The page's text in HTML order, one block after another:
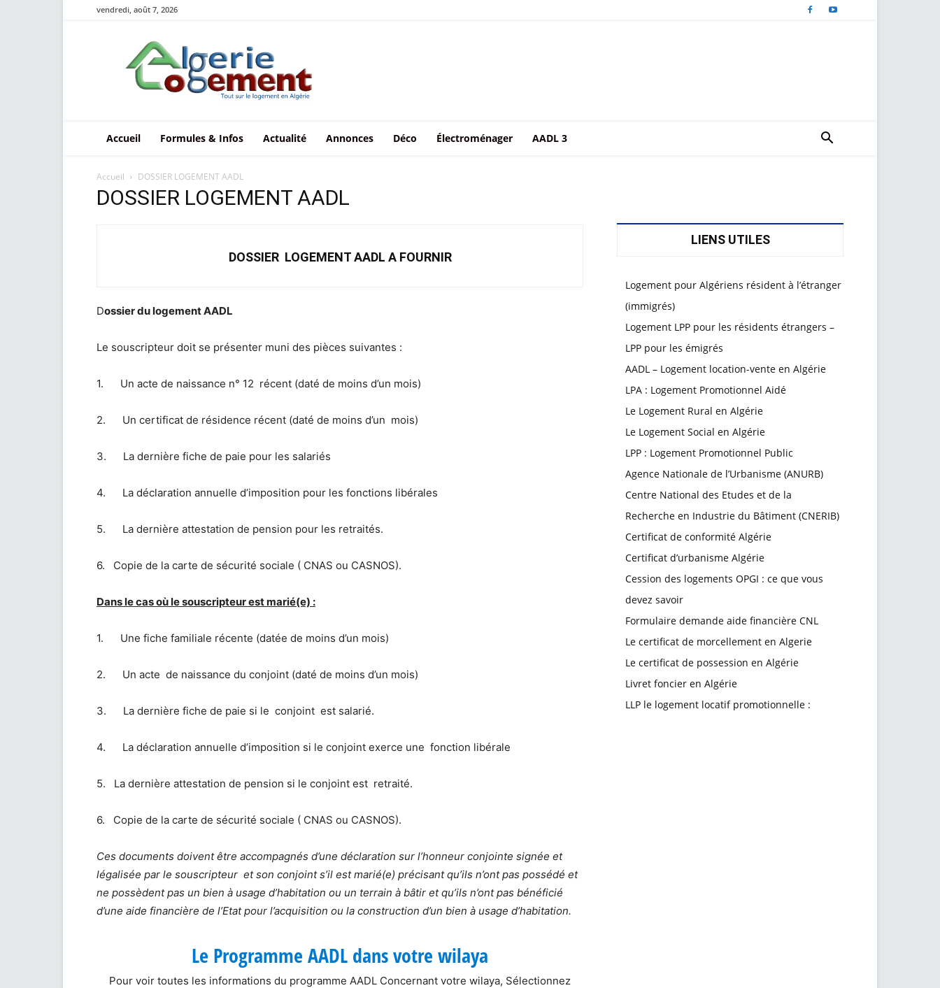
vendredi, août 7, 2026
Le
logement
en
Algérie
Accueil Formules & Infos Actualité Annonces Déco Électroménager AADL 3
Accueil DOSSIER LOGEMENT AADL
DOSSIER LOGEMENT AADL
DOSSIER LOGEMENT AADL A FOURNIR
Dossier du logement AADL
Le souscripteur doit se présenter muni des pièces suivantes :
1. Un acte de naissance n° 12 récent (daté de moins d’un mois)
2. Un certificat de résidence récent (daté de moins d’un mois)
3. La dernière fiche de paie pour les salariés
4. La déclaration annuelle d’imposition pour les fonctions libérales
5. La dernière attestation de pension pour les retraités.
6. Copie de la carte de sécurité sociale ( CNAS ou CASNOS).
Dans le cas où le souscripteur est marié(e) :
1. Une fiche familiale récente (datée de moins d’un mois)
2. Un acte de naissance du conjoint (daté de moins d’un mois)
3. La dernière fiche de paie si le conjoint est salarié.
4. La déclaration annuelle d’imposition si le conjoint exerce une fonction libérale
5. La dernière attestation de pension si le conjoint est retraité.
6. Copie de la carte de sécurité sociale ( CNAS ou CASNOS).
Ces documents doivent être accompagnés d’une déclaration sur l’honneur conjointe signée et
légalisée par le souscripteur et son conjoint s’il est marié(e) précisant qu’ils n’ont pas possédé et
ne possèdent pas un bien à usage d’habitation ou un terrain à bâtir et qu’ils n’ont pas bénéficié
d’une aide financière de l’Etat pour l’acquisition ou la construction d’un bien à usage d’habitation.
Le Programme AADL dans votre wilaya
Pour voir toutes les informations du programme AADL Concernant votre wilaya, Sélectionnez
LIENS UTILES
Logement pour Algériens résident à l’étranger
(immigrés)
Logement LPP pour les résidents étrangers –
LPP pour les émigrés
AADL – Logement location-vente en Algérie
LPA : Logement Promotionnel Aidé
Le Logement Rural en Algérie
Le Logement Social en Algérie
LPP : Logement Promotionnel Public
Agence Nationale de l’Urbanisme (ANURB)
Centre National des Etudes et de la
Recherche en Industrie du Bâtiment (CNERIB)
Certificat de conformité Algérie
Certificat d’urbanisme Algérie
Cession des logements OPGI : ce que vous
devez savoir
Formulaire demande aide financière CNL
Le certificat de morcellement en Algerie
Le certificat de possession en Algérie
Livret foncier en Algérie
LLP le logement locatif promotionnelle :